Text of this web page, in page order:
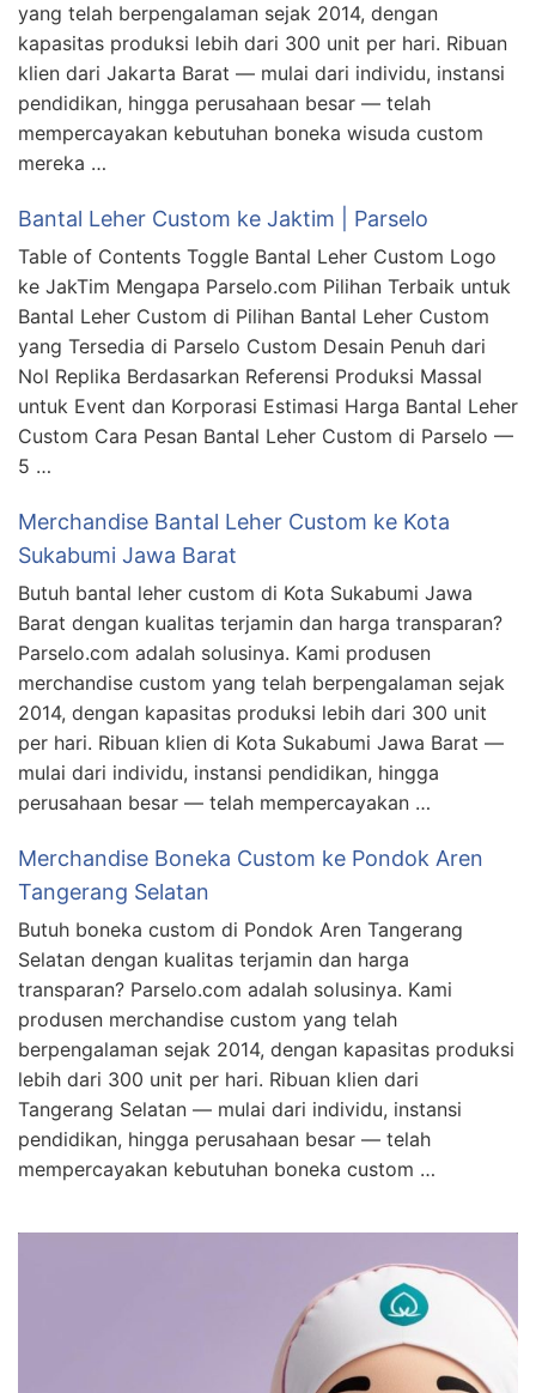
yang telah berpengalaman sejak 2014, dengan
kapasitas produksi lebih dari 300 unit per hari. Ribuan
klien dari Jakarta Barat — mulai dari individu, instansi
pendidikan, hingga perusahaan besar — telah
mempercayakan kebutuhan boneka wisuda custom
mereka …
Bantal Leher Custom ke Jaktim | Parselo
Table of Contents Toggle Bantal Leher Custom Logo
ke JakTim Mengapa Parselo.com Pilihan Terbaik untuk
Bantal Leher Custom di Pilihan Bantal Leher Custom
yang Tersedia di Parselo Custom Desain Penuh dari
Nol Replika Berdasarkan Referensi Produksi Massal
untuk Event dan Korporasi Estimasi Harga Bantal Leher
Custom Cara Pesan Bantal Leher Custom di Parselo —
5 …
Merchandise Bantal Leher Custom ke Kota
Sukabumi Jawa Barat
Butuh bantal leher custom di Kota Sukabumi Jawa
Barat dengan kualitas terjamin dan harga transparan?
Parselo.com adalah solusinya. Kami produsen
merchandise custom yang telah berpengalaman sejak
2014, dengan kapasitas produksi lebih dari 300 unit
per hari. Ribuan klien di Kota Sukabumi Jawa Barat —
mulai dari individu, instansi pendidikan, hingga
perusahaan besar — telah mempercayakan …
Merchandise Boneka Custom ke Pondok Aren
Tangerang Selatan
Butuh boneka custom di Pondok Aren Tangerang
Selatan dengan kualitas terjamin dan harga
transparan? Parselo.com adalah solusinya. Kami
produsen merchandise custom yang telah
berpengalaman sejak 2014, dengan kapasitas produksi
lebih dari 300 unit per hari. Ribuan klien dari
Tangerang Selatan — mulai dari individu, instansi
pendidikan, hingga perusahaan besar — telah
mempercayakan kebutuhan boneka custom …